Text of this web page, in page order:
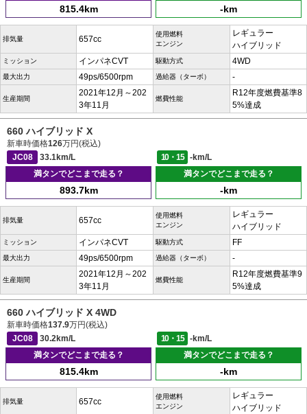
815.4km -km
排気量 657cc
使用燃料
エンジン
レギュラー
ハイブリッド
ミッション インパネCVT 駆動方式 4WD
最大出力 49ps/6500rpm 過給器（ターボ） -
生産期間
2021年12月～202
3年11月
燃費性能
R12年度燃費基準8
5%達成
660 ハイブリッド X
新車時価格126万円(税込)
JC08
33.1km/L 10・15
-km/L
満タンでどこまで走る？
893.7km
満タンでどこまで走る？
-km
排気量 657cc
使用燃料
エンジン
レギュラー
ハイブリッド
ミッション インパネCVT 駆動方式 FF
最大出力 49ps/6500rpm 過給器（ターボ） -
生産期間
2021年12月～202
3年11月
燃費性能
R12年度燃費基準9
5%達成
660 ハイブリッド X 4WD
新車時価格137.9万円(税込)
JC08
30.2km/L 10・15
-km/L
満タンでどこまで走る？
815.4km
満タンでどこまで走る？
-km
排気量 657cc
使用燃料
エンジン
レギュラー
ハイブリッド